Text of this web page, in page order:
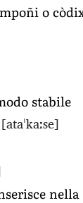
o
stabile
[ataˈkaːse]
nella